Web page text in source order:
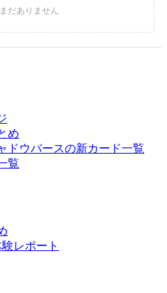
め
ドウバースの新カード一覧
覧
レポート